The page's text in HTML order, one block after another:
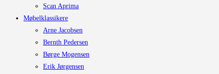
Scan Aprima
Møbelklassikere
Arne Jacobsen
Bernth Pedersen
Børge Mogensen
Erik Jørgensen